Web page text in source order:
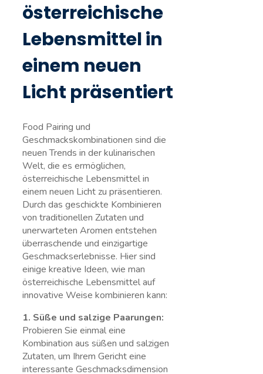
österreichische
Lebensmittel in
einem neuen
Licht präsentiert
Food Pairing und
Geschmackskombinationen sind‍ die
neuen Trends in der ​kulinarischen
Welt, die es ermöglichen,
österreichische Lebensmittel in
einem⁤ neuen Licht zu präsentieren.
Durch ⁣das geschickte Kombinieren⁢
von traditionellen Zutaten und
unerwarteten Aromen entstehen
überraschende und einzigartige
Geschmackserlebnisse. Hier sind
einige kreative ​Ideen, wie man
österreichische ⁢Lebensmittel auf
innovative ⁣Weise ‌kombinieren kann:
1. Süße und salzige Paarungen:
Probieren Sie einmal eine
Kombination aus süßen ⁣und salzigen
Zutaten, um Ihrem Gericht eine
interessante​ Geschmacksdimension